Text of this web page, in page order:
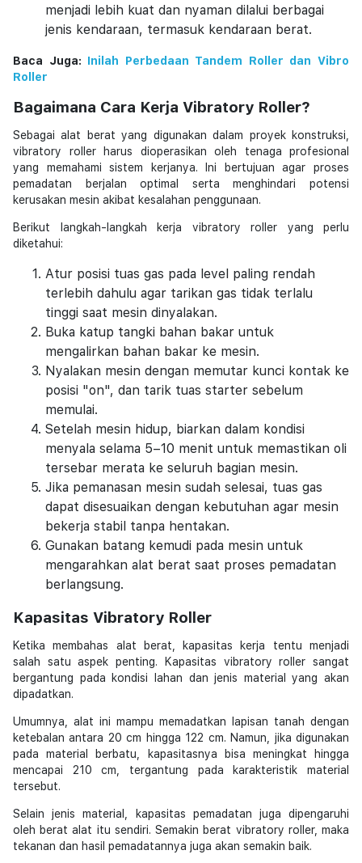
menjadi lebih kuat dan nyaman dilalui berbagai
jenis kendaraan, termasuk kendaraan berat.
Baca Juga: Inilah Perbedaan Tandem Roller dan Vibro
Roller
Bagaimana Cara Kerja Vibratory Roller?
Sebagai alat berat yang digunakan dalam proyek konstruksi,
vibratory roller harus dioperasikan oleh tenaga profesional
yang memahami sistem kerjanya. Ini bertujuan agar proses
pemadatan berjalan optimal serta menghindari potensi
kerusakan mesin akibat kesalahan penggunaan.
Berikut langkah-langkah kerja vibratory roller yang perlu
diketahui:
Atur posisi tuas gas pada level paling rendah
terlebih dahulu agar tarikan gas tidak terlalu
tinggi saat mesin dinyalakan.
Buka katup tangki bahan bakar untuk
mengalirkan bahan bakar ke mesin.
Nyalakan mesin dengan memutar kunci kontak ke
posisi "on", dan tarik tuas starter sebelum
memulai.
Setelah mesin hidup, biarkan dalam kondisi
menyala selama 5–10 menit untuk memastikan oli
tersebar merata ke seluruh bagian mesin.
Jika pemanasan mesin sudah selesai, tuas gas
dapat disesuaikan dengan kebutuhan agar mesin
bekerja stabil tanpa hentakan.
Gunakan batang kemudi pada mesin untuk
mengarahkan alat berat saat proses pemadatan
berlangsung.
Kapasitas Vibratory Roller
Ketika membahas alat berat, kapasitas kerja tentu menjadi
salah satu aspek penting. Kapasitas vibratory roller sangat
bergantung pada kondisi lahan dan jenis material yang akan
dipadatkan.
Umumnya, alat ini mampu memadatkan lapisan tanah dengan
ketebalan antara 20 cm hingga 122 cm. Namun, jika digunakan
pada material berbatu, kapasitasnya bisa meningkat hingga
mencapai 210 cm, tergantung pada karakteristik material
tersebut.
Selain jenis material, kapasitas pemadatan juga dipengaruhi
oleh berat alat itu sendiri. Semakin berat vibratory roller, maka
tekanan dan hasil pemadatannya juga akan semakin baik.